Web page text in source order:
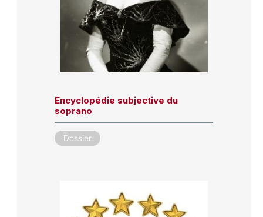
Encyclopédie subjective du
soprano
Dossier